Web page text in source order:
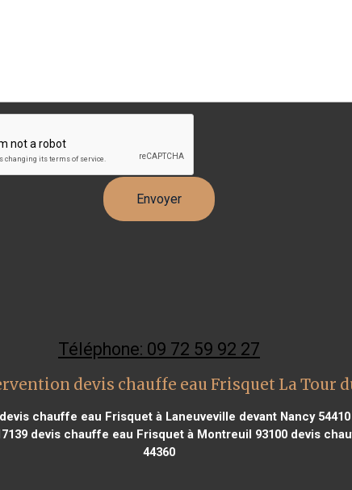
Téléphone: 09 72 59 92 27
devis chauffe eau Frisquet La Tour
devis chauffe eau Frisquet à Laneuveville devant Nancy 54410
devis chauffe eau Frisquet à Montreuil 93100 devis
44360